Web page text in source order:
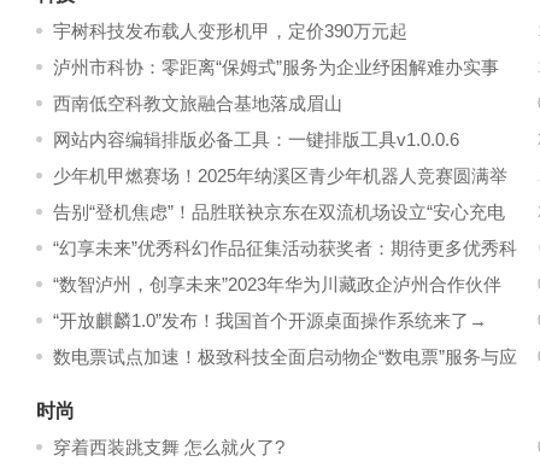
宇树科技发布载人变形机甲，定价390万元起
泸州市科协：零距离“保姆式”服务为企业纾困解难办实事
西南低空科教文旅融合基地落成眉山
网站内容编辑排版必备工具：一键排版工具v1.0.0.6
少年机甲燃赛场！2025年纳溪区青少年机器人竞赛圆满举
行
告别“登机焦虑”！品胜联袂京东在双流机场设立“安心充电
站”，为旅客旅途续航
“幻享未来”优秀科幻作品征集活动获奖者：期待更多优秀科
幻作品从成都破土而出
“数智泸州，创享未来”2023年华为川藏政企泸州合作伙伴
交流会圆满举行
“开放麒麟1.0”发布！我国首个开源桌面操作系统来了→
数电票试点加速！极致科技全面启动物企“数电票”服务与应
时尚
穿着西装跳支舞 怎么就火了?